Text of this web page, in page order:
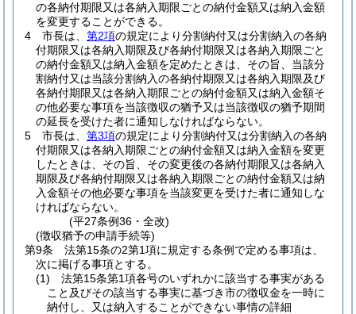
の各納付期限又は各納入期限ごとの納付金額又は納入金額
を変更することができる。
4
市長は、 第2項の規定により分割納付又は分割納入の各納
付期限又は各納入期限及び各納付期限又は各納入期限ごと
の納付金額又は納入金額を定めたときは、その旨、当該分
割納付又は当該分割納入の各納付期限又は各納入期限及び
各納付期限又は各納入期限ごとの納付金額又は納入金額そ
の他必要な事項を当該徴収の猶予又は当該徴収の猶予期間
の延長を受けた者に通知しなければならない。
5
市長は、 第3項の規定により分割納付又は分割納入の各納
付期限又は各納入期限ごとの納付金額又は納入金額を変更
したときは、その旨、その変更後の各納付期限又は各納入
期限及び各納付期限又は各納入期限ごとの納付金額又は納
入金額その他必要な事項を当該変更を受けた者に通知しな
ければならない。
(平27条例36・全改)
(徴収猶予の申請手続等)
第9条
法第15条の2第1項に規定する条例で定める事項は、
次に掲げる事項とする。
(1)
法第15条第1項各号のいずれかに該当する事実がある
こと及びその該当する事実に基づき市の徴収金を一時に
納付し、又は納入することができない事情の詳細